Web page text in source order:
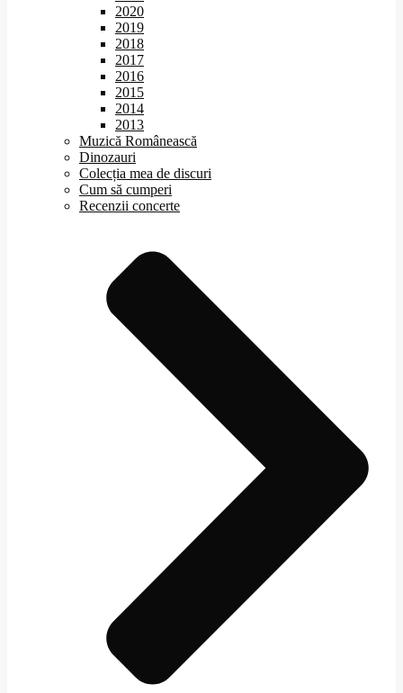
2020
2019
2018
2017
2016
2015
2014
2013
Muzică Românească
Dinozauri
Colecția mea de discuri
Cum să cumperi
Recenzii concerte